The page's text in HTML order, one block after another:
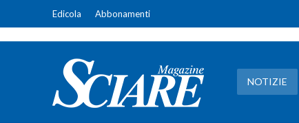
Edicola Abbonamenti
NOTIZIE